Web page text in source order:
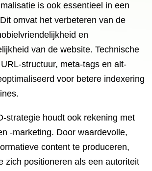
is ook essentieel in een
omvat het verbeteren van de
en
van de website. Technische
structuur, meta-tags en alt-
voor betere indexering
strategie houdt ook rekening met
-marketing. Door waardevolle,
content te produceren,
zich positioneren als een autoriteit